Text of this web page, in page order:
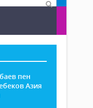
пен
Азия